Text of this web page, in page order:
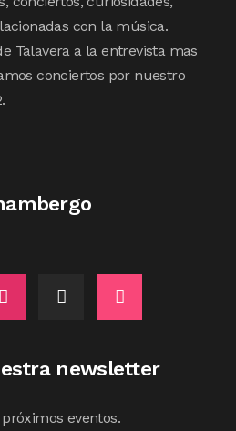
con la música.
Talavera a la entrevista mas
conciertos por nuestro
newsletter
eventos.